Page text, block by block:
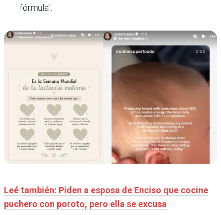
fórmula".
Leé también: Piden a esposa de Enciso que cocine
puchero con poroto, pero ella se excusa